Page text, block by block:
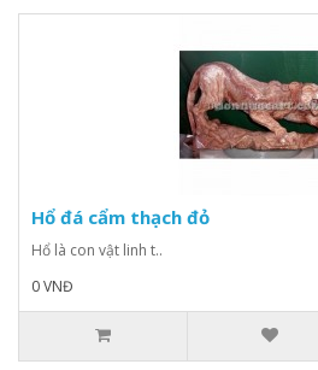
Hổ đá cẩm thạch đỏ
Hổ là con vật linh t..
0 VNĐ